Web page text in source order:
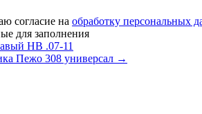
согласие на обработку персональных
для заполнения
HB .07-11
Пежо 308 универсал →